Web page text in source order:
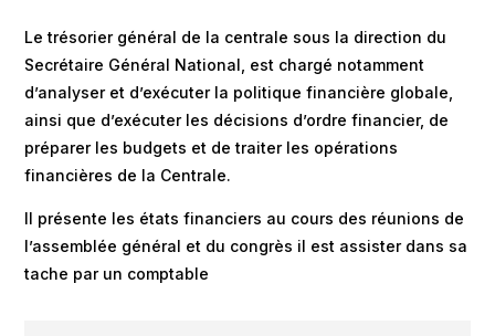
Le trésorier général de la centrale sous la direction du
Secrétaire Général National, est chargé notamment
d’analyser et d’exécuter la politique financière globale,
ainsi que d’exécuter les décisions d’ordre financier, de
préparer les budgets et de traiter les opérations
financières de la Centrale.
Il présente les états financiers au cours des réunions de
l’assemblée général et du congrès il est assister dans sa
tache par un comptable